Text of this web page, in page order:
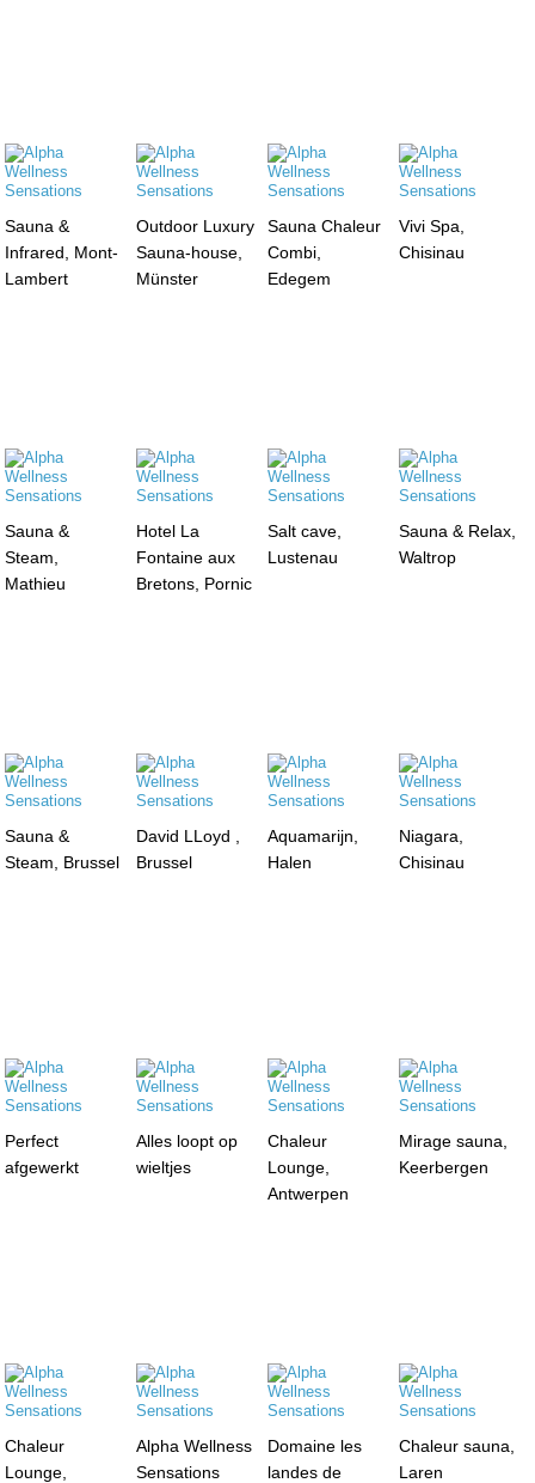
Sauna &
Infrared, Mont-
Lambert
Outdoor Luxury
Sauna-house,
Münster
Sauna Chaleur
Combi,
Edegem
Vivi Spa,
Chisinau
Sauna &
Steam,
Mathieu
Hotel La
Fontaine aux
Bretons, Pornic
Salt cave,
Lustenau
Sauna & Relax,
Waltrop
Sauna &
Steam, Brussel
David LLoyd ,
Brussel
Aquamarijn,
Halen
Niagara,
Chisinau
Perfect
afgewerkt
Alles loopt op
wieltjes
Chaleur
Lounge,
Antwerpen
Mirage sauna,
Keerbergen
Chaleur
Lounge,
Alpha Wellness
Sensations
Domaine les
landes de
Chaleur sauna,
Laren